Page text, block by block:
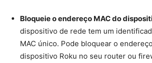
Bloqueie o endereço MAC do
dispositivo de rede tem um
MAC único. Pode bloquear o
dispositivo Roku no seu router ou